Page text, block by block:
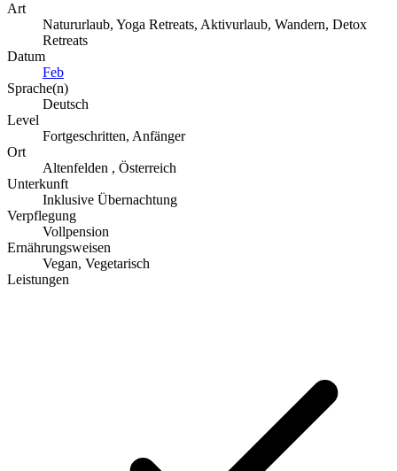
Art
Natururlaub, Yoga Retreats, Aktivurlaub, Wandern, Detox
Retreats
Datum
Feb
Sprache(n)
Deutsch
Level
Fortgeschritten, Anfänger
Ort
Altenfelden , Österreich
Unterkunft
Inklusive Übernachtung
Verpflegung
Vollpension
Ernährungsweisen
Vegan, Vegetarisch
Leistungen